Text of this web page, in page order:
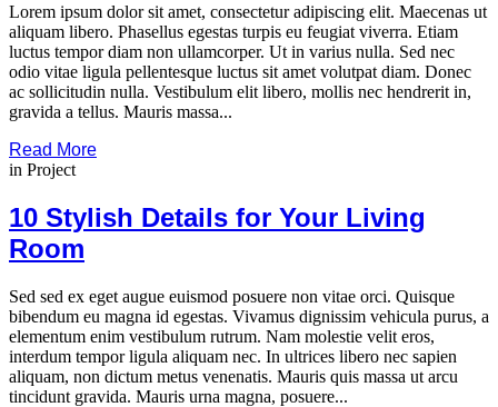
Lorem ipsum dolor sit amet, consectetur adipiscing elit. Maecenas ut
aliquam libero. Phasellus egestas turpis eu feugiat viverra. Etiam
luctus tempor diam non ullamcorper. Ut in varius nulla. Sed nec
odio vitae ligula pellentesque luctus sit amet volutpat diam. Donec
ac sollicitudin nulla. Vestibulum elit libero, mollis nec hendrerit in,
gravida a tellus. Mauris massa...
Read More
in Project
10 Stylish Details for Your Living
Room
Sed sed ex eget augue euismod posuere non vitae orci. Quisque
bibendum eu magna id egestas. Vivamus dignissim vehicula purus, a
elementum enim vestibulum rutrum. Nam molestie velit eros,
interdum tempor ligula aliquam nec. In ultrices libero nec sapien
aliquam, non dictum metus venenatis. Mauris quis massa ut arcu
tincidunt gravida. Mauris urna magna, posuere...